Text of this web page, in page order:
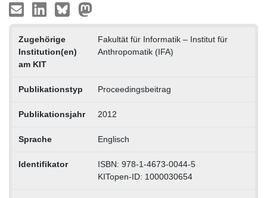
Zugehörige
Institution(en)
am KIT
Fakultät für Informatik – Institut für
Anthropomatik (IFA)
Publikationstyp Proceedingsbeitrag
Publikationsjahr 2012
Sprache Englisch
Identifikator
ISBN: 978-1-4673-0044-5
KITopen-ID: 1000030654